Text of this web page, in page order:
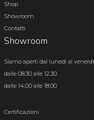
Shop
Showroom
Contatti
Showroom
Siamo aperti dal lunedì al venerdì
dalle 08.30 alle 12.30
dalle 14.00 alle 18.00
Certificazioni